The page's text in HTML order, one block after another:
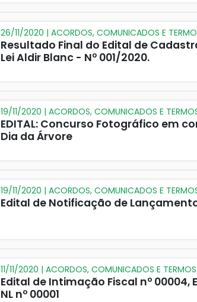
26/11/2020 | ACORDOS, COMUNICADOS E
Resultado Final do Edital de
Lei Aldir Blanc - Nº 001/2020.
19/11/2020 | ACORDOS, COMUNICADOS E
EDITAL: Concurso Fotográfico em
Dia da Árvore
19/11/2020 | ACORDOS, COMUNICADOS E
Edital de Notificação de
11/11/2020 | ACORDOS, COMUNICADOS E TERMOS
Edital de Intimação Fiscal nº 00004,
NL nº 00001